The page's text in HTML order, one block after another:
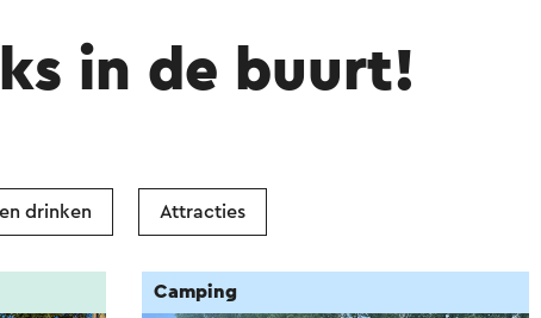
in de buurt!
drinken Attracties
Camping